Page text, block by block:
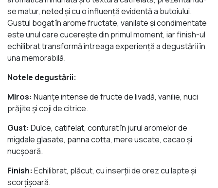
se matur, neted și cu o influență evidentă a butoiului.
Gustul bogat în arome fructate, vanilate și condimentate
este unul care cucerește din primul moment, iar finish-ul
echilibrat transformă întreaga experiență a degustării în
una memorabilă.
Notele degustării:
Miros: Nuanțe intense de fructe de livadă, vanilie, nuci
prăjite și coji de citrice.
Gust: Dulce, catifelat, conturat în jurul aromelor de
migdale glasate, panna cotta, mere uscate, cacao și
nucșoară.
Finish: Echilibrat, plăcut, cu inserții de orez cu lapte și
scorțișoară.